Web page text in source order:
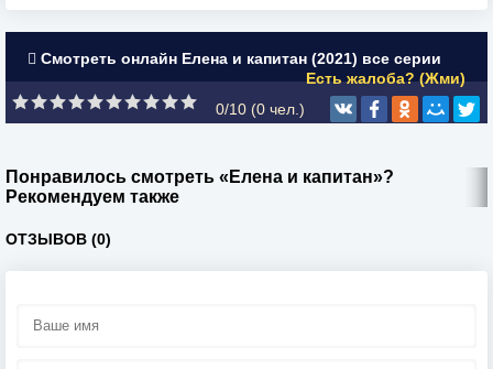
Смотреть онлайн Елена и капитан (2021) все серии
Есть жалоба? (Жми)
0/10 (0 чел.)
Понравилось смотреть «Елена и капитан»?
Рекомендуем также
ОТЗЫВОВ (0)